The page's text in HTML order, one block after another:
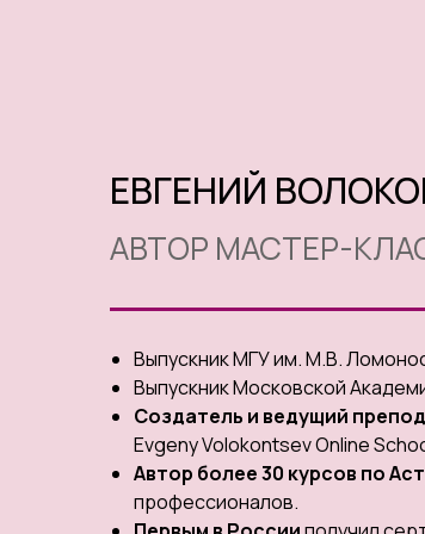
ЕВГЕНИЙ
АВТОР МАСТЕР-
Выпускник МГУ им. М.В.
Выпускник Московской
Создатель и ведущий
Evgeny Volokontsev Online
Автор более 30 курсов по
профессионалов.